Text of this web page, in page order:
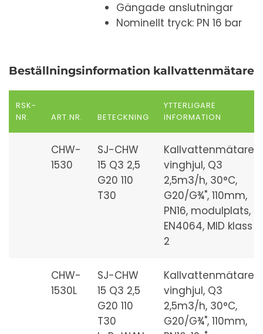
Gängade anslutningar
Nominellt tryck: PN 16 bar
Beställningsinformation kallvattenmätare
RSK-
NR.
ART.NR. BETECKNING
YTTERLIGARE
INFORMATION
CHW-
1530
SJ-CHW
15 Q3 2,5
G20 110
T30
Kallvattenmätare,
vinghjul, Q3
2,5m3/h, 30°C,
G20/G¾", 110mm,
PN16, modulplats,
EN4064, MID klass
2
CHW-
1530L
SJ-CHW
15 Q3 2,5
G20 110
T30
Kallvattenmätare,
vinghjul, Q3
2,5m3/h, 30°C,
G20/G¾", 110mm,